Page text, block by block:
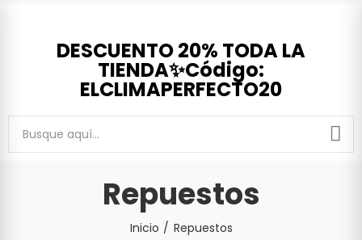
DESCUENTO 20% TODA LA
TIENDA✨Código:
ELCLIMAPERFECTO20
Repuestos
Inicio Repuestos